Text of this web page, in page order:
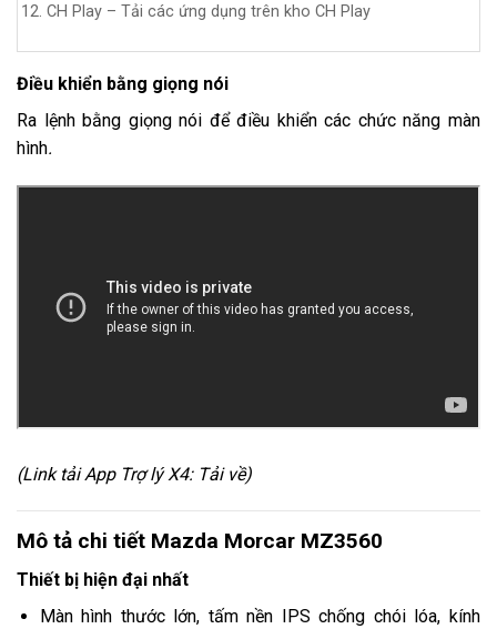
CH Play – Tải các ứng dụng trên kho CH Play
Điều khiển bằng giọng nói
Ra lệnh bằng giọng nói để điều khiển các chức năng màn
hình.
(Link tải App Trợ lý X4: Tải về)
Mô tả chi tiết Mazda Morcar MZ3560
Thiết bị hiện đại nhất
Màn hình thước lớn, tấm nền IPS chống chói lóa, kính